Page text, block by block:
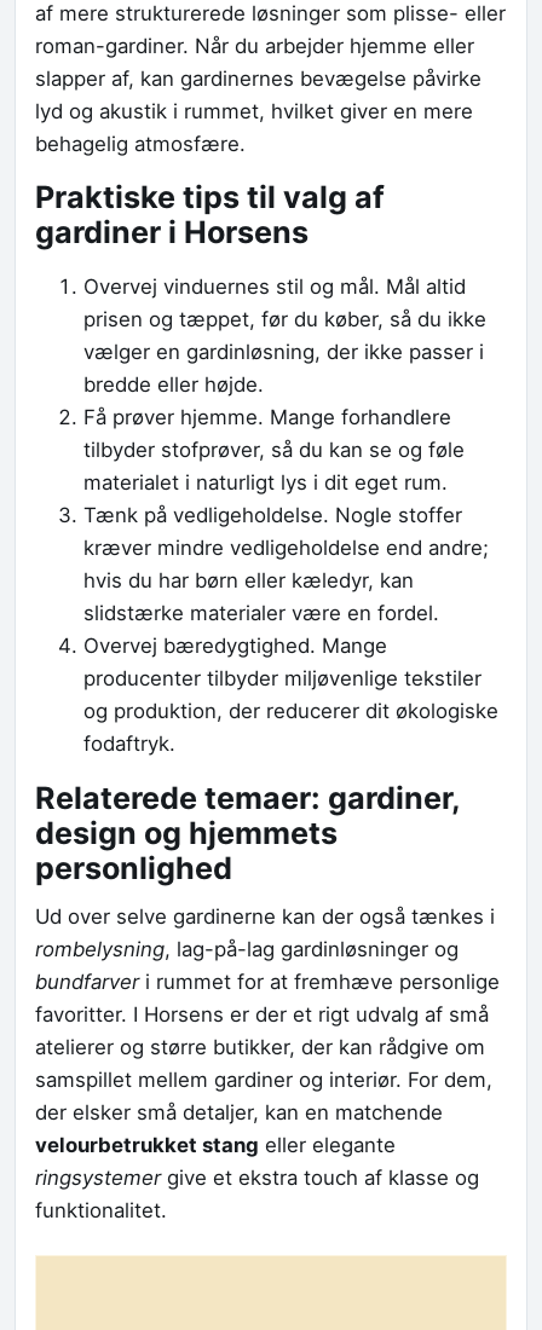
af mere strukturerede løsninger som plisse- eller
roman-gardiner. Når du arbejder hjemme eller
slapper af, kan gardinernes bevægelse påvirke
lyd og akustik i rummet, hvilket giver en mere
behagelig atmosfære.
Praktiske tips til valg af
gardiner i Horsens
Overvej vinduernes stil og mål. Mål altid
prisen og tæppet, før du køber, så du ikke
vælger en gardinløsning, der ikke passer i
bredde eller højde.
Få prøver hjemme. Mange forhandlere
tilbyder stofprøver, så du kan se og føle
materialet i naturligt lys i dit eget rum.
Tænk på vedligeholdelse. Nogle stoffer
kræver mindre vedligeholdelse end andre;
hvis du har børn eller kæledyr, kan
slidstærke materialer være en fordel.
Overvej bæredygtighed. Mange
producenter tilbyder miljøvenlige tekstiler
og produktion, der reducerer dit økologiske
fodaftryk.
Relaterede temaer: gardiner,
design og hjemmets
personlighed
Ud over selve gardinerne kan der også tænkes i
rombelysning, lag-på-lag gardinløsninger og
bundfarveri rummet for at fremhæve personlige
favoritter. I Horsens er der et rigt udvalg af små
atelierer og større butikker, der kan rådgive om
samspillet mellem gardiner og interiør. For dem,
der elsker små detaljer, kan en matchende
velourbetrukket stang eller elegante
ringsystemergive et ekstra touch af klasse og
funktionalitet.